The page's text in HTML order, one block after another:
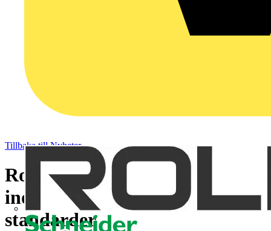
Tillbaka till Nyheter
Robin Alsterberg - ny expert
inom elsäkerhet och
standarder